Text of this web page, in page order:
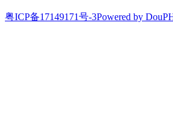
粤ICP备17149171号-3Powered by